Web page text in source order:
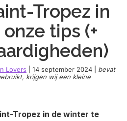
Tropez in
tips (+
Lovers 14 september 2024
bevat
krijgen wij een kleine
Tropez in de winter te